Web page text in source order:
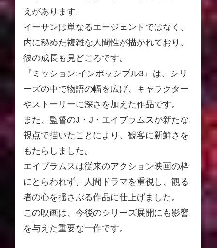
えがあります。
イーサンは単なるエージェントではなく、
内に秘めた複雑な人間性が描かれており、
彼の成長も見どころです。
『ミッション:インポッシブル3』は、シリ
ーズの中で物語の幅を広げ、キャラクター
やストーリーに深さを加えた作品です。
また、監督のJ・J・エイブラムスが新たな
視点で描いたことにより、観客に新鮮さを
もたらしました。
エイブラムスは従来のアクション映画の枠
にとらわれず、人間ドラマを重視し、観る
者の心を揺さぶる作品に仕上げました。
この映画は、今後のシリーズ展開にも影響
を与えた重要な一作です。